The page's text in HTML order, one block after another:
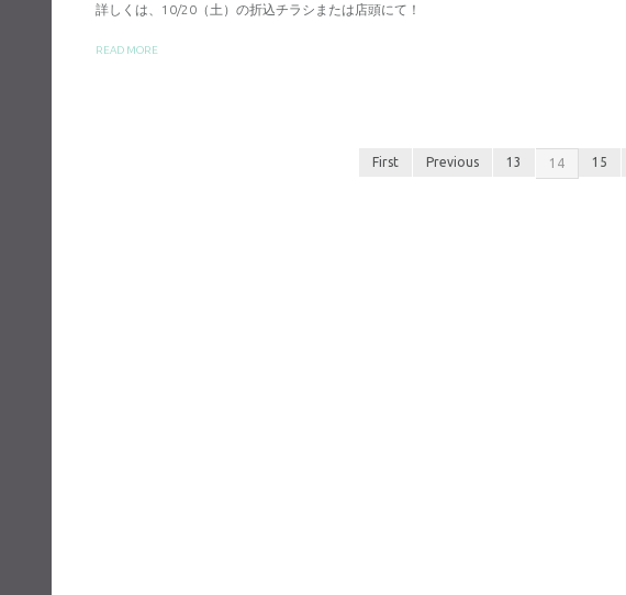
詳しくは、10/20（土）の折込チラシまたは店頭にて！
READ MORE
First Previous 13 14 15